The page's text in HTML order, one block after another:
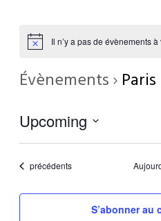
Il n’y a pas de évènements à
Évènements Paris
Upcoming
Sélectionnez
date.Évènements
précédents
S’abonner au